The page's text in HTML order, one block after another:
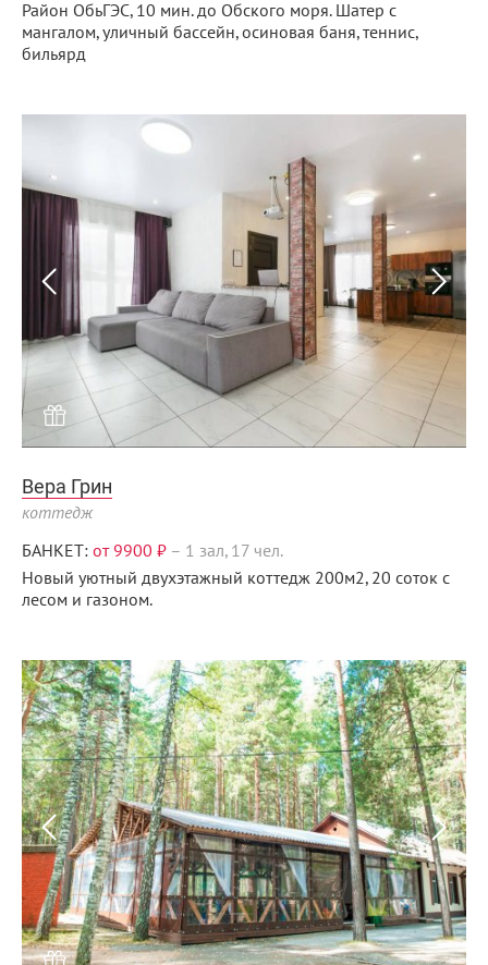
Район ОбьГЭС, 10 мин. до Обского моря. Шатер c
мангалом, уличный бассейн, осиновая баня, теннис,
бильярд
Вера Грин
коттедж
БАНКЕТ: от 9900 ₽ – 1 зал, 17 чел.
Новый уютный двухэтажный коттедж 200м2, 20 соток с
лесом и газоном.